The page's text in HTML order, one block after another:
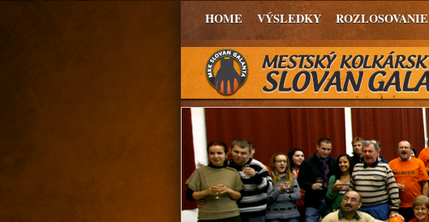
HOME VÝSLEDKY ROZLOSOVANIE